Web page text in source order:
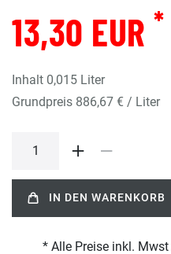
13,30 EUR *
Inhalt 0,015 Liter
Grundpreis 886,67 € / Liter
IN DEN WARENKORB
* Alle Preise inkl. Mwst